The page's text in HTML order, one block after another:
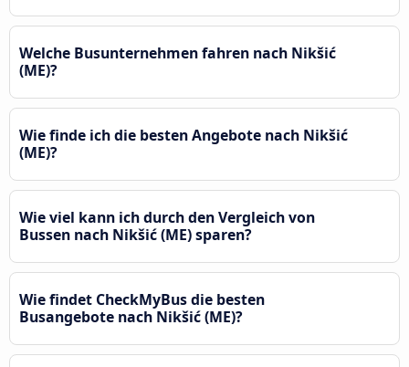
Welche Busunternehmen fahren nach Nikšić
(ME)?
Wie finde ich die besten Angebote nach Nikšić
(ME)?
Wie viel kann ich durch den Vergleich von
Bussen nach Nikšić (ME) sparen?
Wie findet CheckMyBus die besten
Busangebote nach Nikšić (ME)?